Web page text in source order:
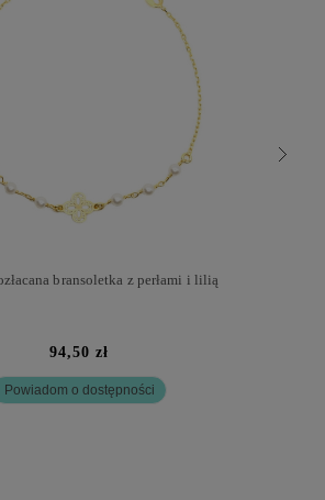
bransoletka z perłami i lilią
94,50 zł
Powiadom o dostępności